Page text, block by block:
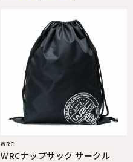
WRC
WRCナップサック サークル